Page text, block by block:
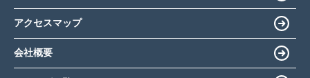
アクセスマップ
会社概要